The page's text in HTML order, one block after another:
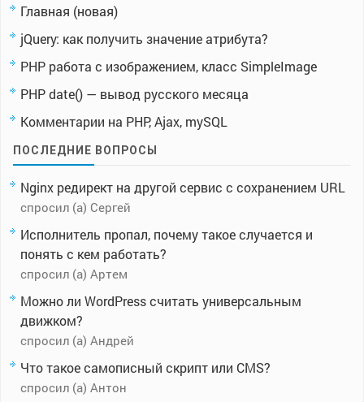
Главная (новая)
jQuery: как получить значение атрибута?
PHP работа с изображением, класс SimpleImage
PHP date() — вывод русского месяца
Комментарии на PHP, Ajax, mySQL
ПОСЛЕДНИЕ ВОПРОСЫ
Nginx редирект на другой сервис с сохранением URL
спросил (а) Сергей
Исполнитель пропал, почему такое случается и
понять с кем работать?
спросил (а) Артем
Можно ли WordPress считать универсальным
движком?
спросил (а) Андрей
Что такое самописный скрипт или CMS?
спросил (а) Антон